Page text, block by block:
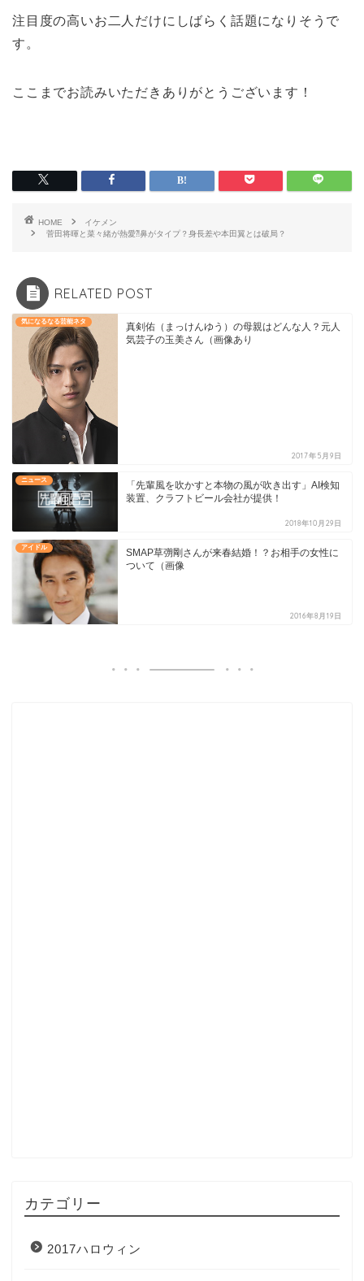
注目度の高いお二人だけにしばらく話題になりそうで
す。
ここまでお読みいただきありがとうございます！
HOME
イケメン
菅田将暉と菜々緒が熱愛⁈鼻がタイプ？身長差や本田翼とは破局？
RELATED POST
気になるなる芸能ネタ
真剣佑（まっけんゆう）の母親はどんな人？元人
気芸子の玉美さん（画像あり
2017年5月9日
ニュース
「先輩風を吹かすと本物の風が吹き出す」AI検知
装置、クラフトビール会社が提供！
2018年10月29日
アイドル
SMAP草彅剛さんが来春結婚！？お相手の女性に
ついて（画像
2016年8月19日
カテゴリー
2017ハロウィン